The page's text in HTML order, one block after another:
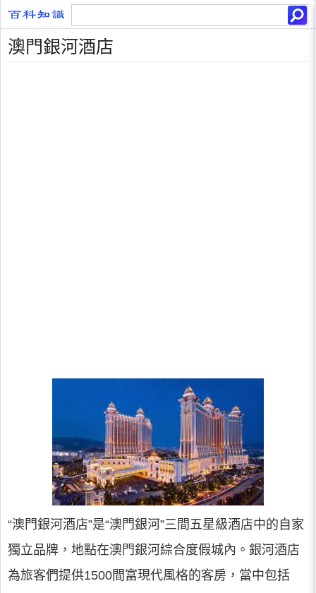
澳門銀河酒店
“澳門銀河酒店”是“澳門銀河”三間五星級酒店中的自家
獨立品牌，地點在澳門銀河綜合度假城內。銀河酒店
為旅客們提供1500間富現代風格的客房，當中包括